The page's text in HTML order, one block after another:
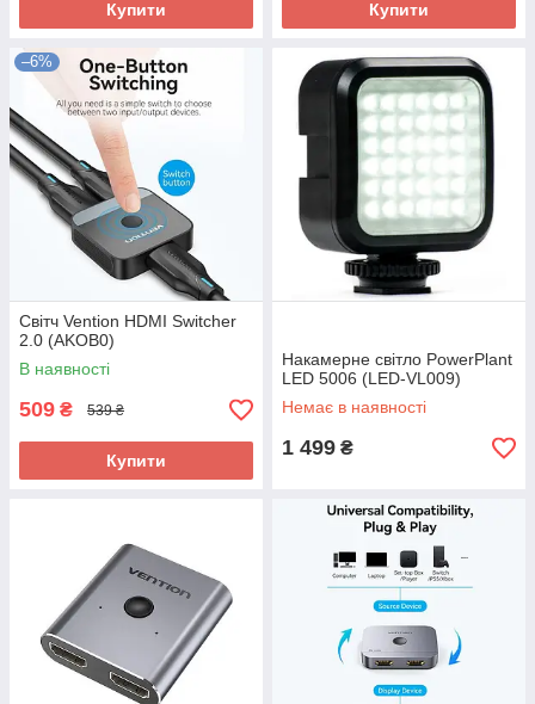
Купити Купити
–6%
Світч Vention HDMI Switcher
2.0 (AKOB0)
В наявності
509 ₴ 539 ₴
Купити
Накамерне світло PowerPlant
LED 5006 (LED-VL009)
Немає в наявності
1 499 ₴